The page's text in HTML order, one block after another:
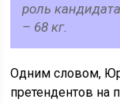
роль
– 68 кг.
Одним словом,
претендентов на